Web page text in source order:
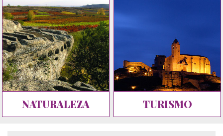
NATURALEZA TURISMO